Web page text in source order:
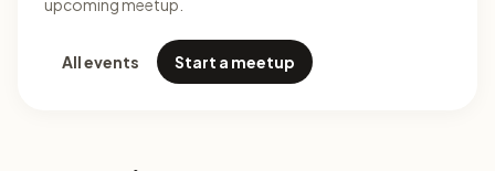
All events Start a meetup